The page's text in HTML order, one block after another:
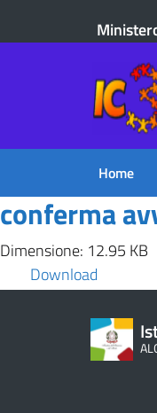
Home
conferma
Dimensione: 12.95 KB
Download